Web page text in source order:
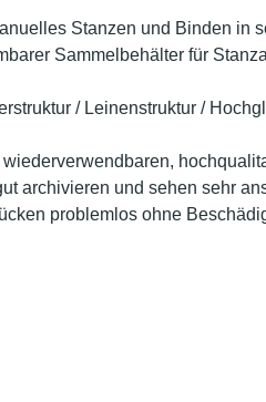
Stanzen und Binden in
Sammelbehälter für
/ Leinenstruktur /
archivieren und sehen sehr
problemlos ohne